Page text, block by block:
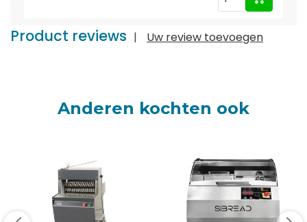
Product reviews | Uw review toevoegen
Anderen kochten ook